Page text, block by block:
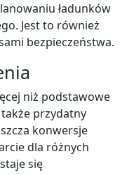
ładunków
Jest to również
bezpieczeństwa.
niż podstawowe
przydatny
konwersje
dla różnych
się